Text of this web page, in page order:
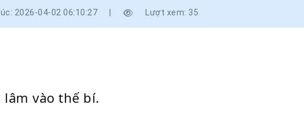
2026-04-02 06:10:27 Lượt xem: 35
vào thế bí.